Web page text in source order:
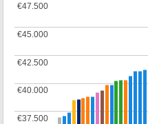
€37.500
€37.500
€40.000
€40.000
€42.500
€42.500
€45.000
€45.000
€47.500
€47.500